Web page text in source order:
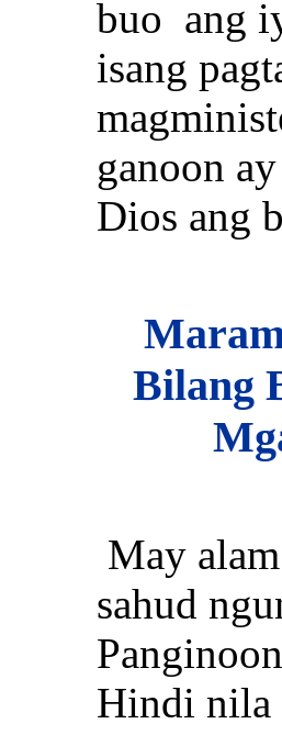
buo ang
isang
ganoon
Dios ang
Bilang
May
sahud
Hindi nila